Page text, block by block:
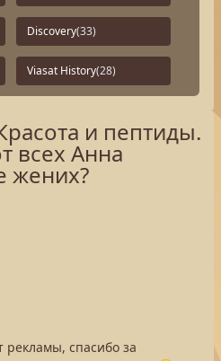
Discovery(33)
Viasat History(28)
и пептиды.
всех Анна
жених?
рекламы, спасибо за